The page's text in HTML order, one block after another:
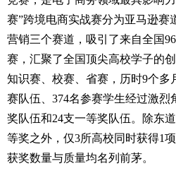
赛”跨境电商实战赛分为亚马逊赛
营销三个赛道，吸引了来自全国
赛，汇聚了全国顶尖高校学子的
知识赛、校赛、省赛，历时9个多
赛队伍、374名参赛学生经过激烈
奖队伍和24支一等奖队伍。除东
等奖之外，仅3所高校同时获得1
获奖数量与质量均名列前茅。